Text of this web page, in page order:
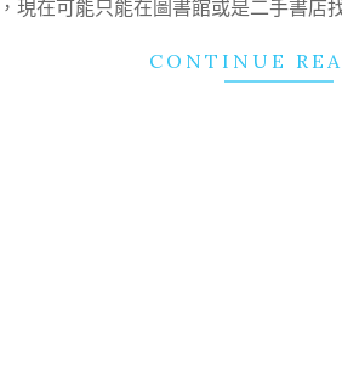
現在可能只能在圖書館或是二手書店
CONTINUE